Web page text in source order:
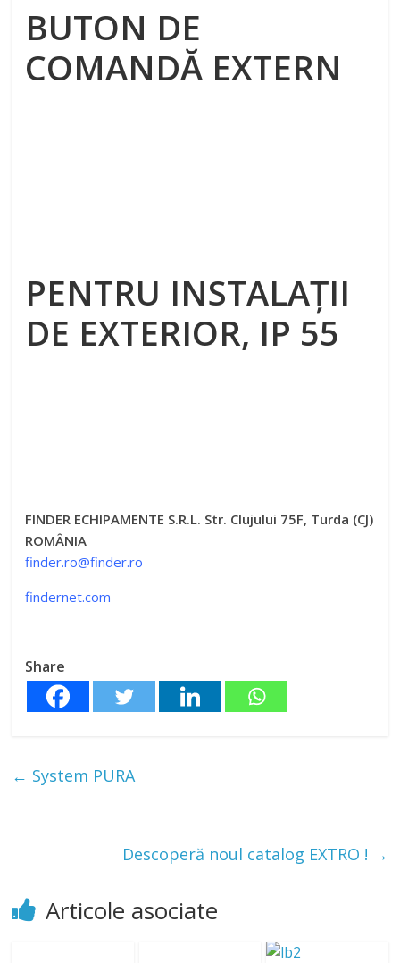
BUTON DE
COMANDĂ EXTERN
PENTRU INSTALAŢII
DE EXTERIOR, IP 55
FINDER ECHIPAMENTE S.R.L. Str. Clujului 75F, Turda (CJ)
ROMÂNIA
finder.ro@finder.ro
findernet.com
Share
← System PURA
Descoperă noul catalog EXTRO ! →
Articole asociate